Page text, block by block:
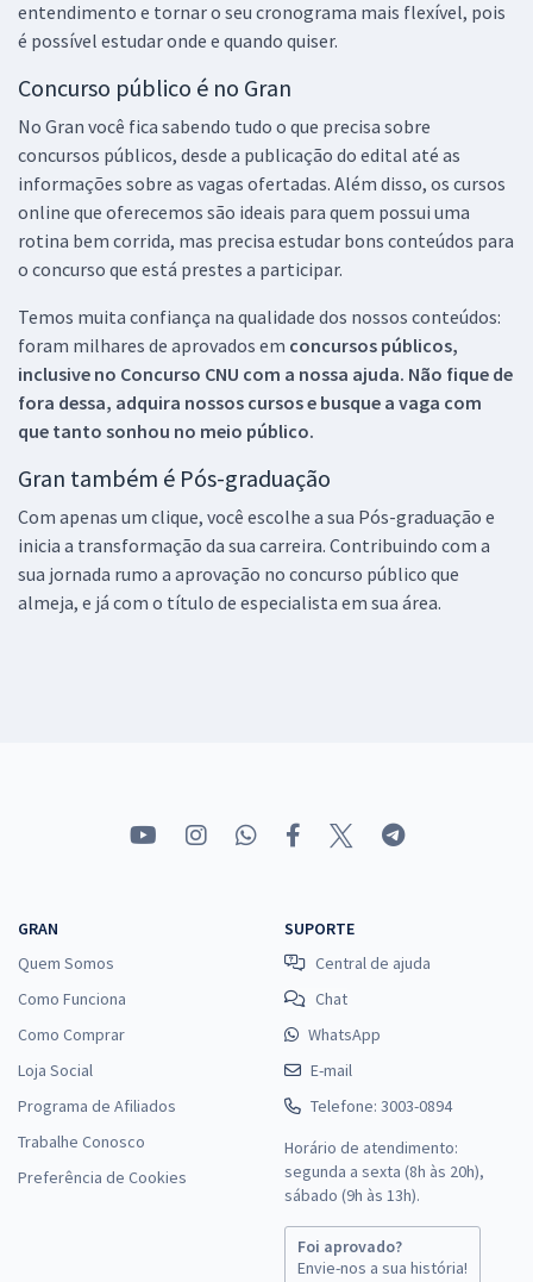
entendimento e tornar o seu cronograma mais flexível, pois
é possível estudar onde e quando quiser.
Concurso público é no Gran
No Gran você fica sabendo tudo o que precisa sobre
concursos públicos, desde a publicação do edital até as
informações sobre as vagas ofertadas. Além disso, os cursos
online que oferecemos são ideais para quem possui uma
rotina bem corrida, mas precisa estudar bons conteúdos para
o concurso que está prestes a participar.
Temos muita confiança na qualidade dos nossos conteúdos:
foram milhares de aprovados em concursos públicos,
inclusive no Concurso CNU com a nossa ajuda. Não fique de
fora dessa, adquira nossos cursos e busque a vaga com
que tanto sonhou no meio público.
Gran também é Pós-graduação
Com apenas um clique, você escolhe a sua Pós-graduação e
inicia a transformação da sua carreira. Contribuindo com a
sua jornada rumo a aprovação no concurso público que
almeja, e já com o título de especialista em sua área.
GRAN
Quem Somos
Como Funciona
Como Comprar
Loja Social
Programa de Afiliados
Trabalhe Conosco
Preferência de Cookies
SUPORTE
Central de ajuda
Chat
WhatsApp
E-mail
Telefone: 3003-0894
Horário de atendimento:
segunda a sexta (8h às 20h),
sábado (9h às 13h).
Foi aprovado?
Envie-nos a sua história!